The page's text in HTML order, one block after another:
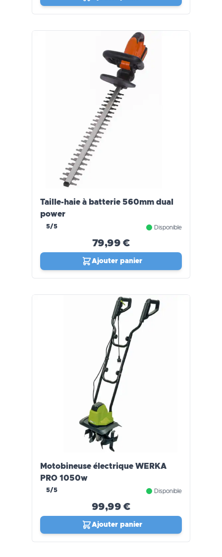
Taille-haie à batterie 560mm dual
power
5/5 Disponible
79,99 €
Ajouter panier
Motobineuse électrique WERKA
PRO 1050w
5/5 Disponible
99,99 €
Ajouter panier